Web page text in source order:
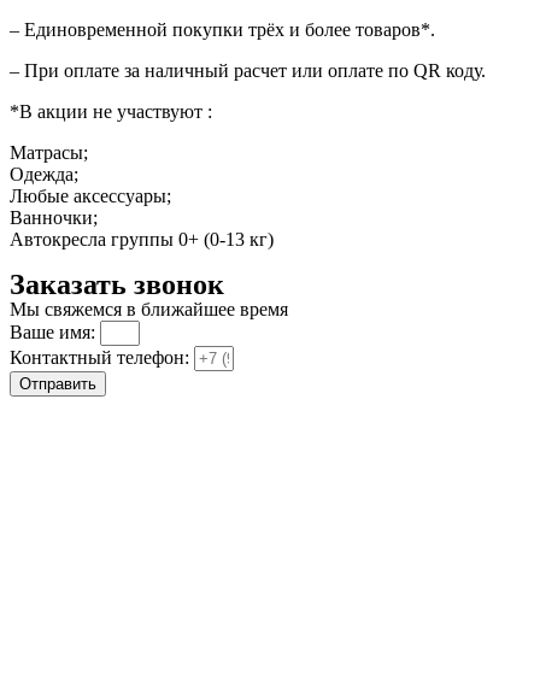
– Единовременной покупки трёх и более товаров*.
– При оплате за наличный расчет или оплате по QR коду.
*В акции не участвуют :
Матрасы;
Одежда;
Любые аксессуары;
Ванночки;
Автокресла группы 0+ (0-13 кг)
Заказать звонок
Мы свяжемся в ближайшее время
Ваше имя:
Контактный телефон:
Отправить